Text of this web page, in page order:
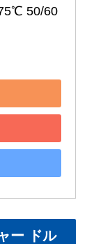
50/60
ー ドル